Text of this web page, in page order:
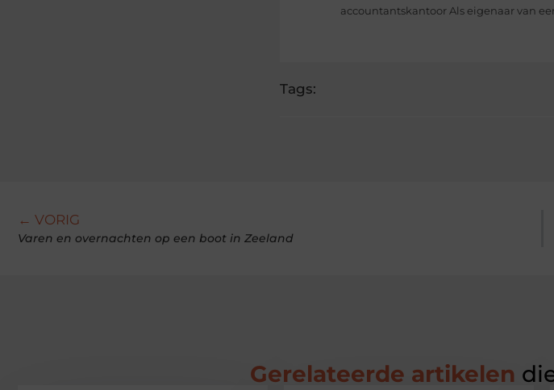
accountantskantoor Als eigenaar van
Tags:
← VORIG
Varen en overnachten op een boot in Zeeland
Gerelateerde artikelen